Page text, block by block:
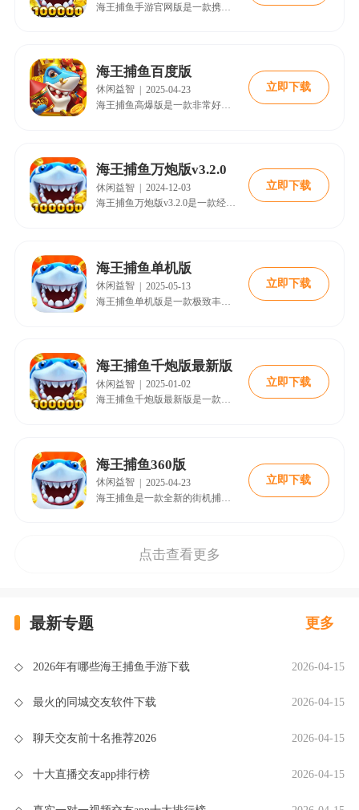
海王捕鱼百度版
休闲益智
2025-04-23
海王捕鱼高爆版是一款非常好玩的休闲类街机捕鱼游戏，不仅结合了经典的街机捕鱼玩法和现代的3D物理引擎设计，为玩家提供了丰富多样的游戏体验，还提供了经典街机玩法、多人同屏酷炫技能、超高爆率、超级武器以及随机事件等，旨在给玩家带来畅快的游戏体验。
立即下载
海王捕鱼万炮版v3.2.0
休闲益智
2024-12-03
海王捕鱼万炮版v3.2.0是一款经典的手机真人街机捕鱼手游，受到很多朋友的喜爱，游戏加入了海王争霸、海王乐园、竞技战场、航海征途等众多不同的模式，玩家可以自由选择渔场去冒险，支持四人同台竞技，有着众多的鱼儿可以自由捕捞。喜欢的小伙伴快来18183下载吧~
立即下载
海王捕鱼单机版
休闲益智 | 2025-05-13
海王捕鱼单机版是一款极致丰厚奖励的街机捕鱼游戏，不但能够肆意炫耀自己的各种炫酷特效技能，无论是冰冻、跟踪亦或是狂暴、核弹等应有尽有，全都可以很好地帮助你秒杀掉全屏的鱼群，而且海王捕鱼拥有着丰富多样的史诗级强力BOSS进行提供，更有魅力无限美人鱼绝对能够让你一路爽到底，除此之外，这款游戏内置相当丰厚的金币钻石以及神奇道具就等待着你前来领取。
立即下载
海王捕鱼千炮版最新版
休闲益智
2025-01-02
海王捕鱼千炮版最新版是一款深受玩家喜爱的捕鱼游戏，同时也融合了经典街机捕鱼玩法与现代手游的便捷性，为玩家带来了一场视觉与听觉的盛宴。游戏画面精美，音效逼真，让玩家仿佛置身于真实的海底世界。同时，游戏提供了丰富的鱼类种类和多样的炮台选择，满足了不同玩家的需求。快来18183下载吧~
立即下载
海王捕鱼360版
休闲益智 | 2025-04-23
立即下载
点击查看更多
最新专题 更多
◇ 2026年有哪些海王捕鱼手游下载 2026-04-15
◇ 最火的同城交友软件下载 2026-04-15
◇ 聊天交友前十名推荐2026 2026-04-15
◇ 十大直播交友app排行榜 2026-04-15